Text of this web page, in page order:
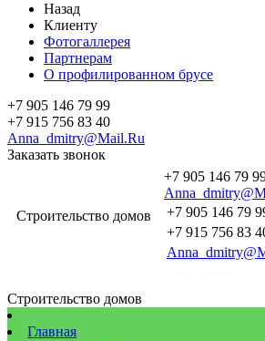
Назад
Клиенту
Фотогаллерея
Партнерам
О профилированном брусе
+7 905 146 79 99
+7 915 756 83 40
Anna_dmitry@Mail.Ru
Заказать звонок
Строительство домов
+7 905 146 79
+7 905 146 79
+7 915 756 83
Строительство домов
Главная